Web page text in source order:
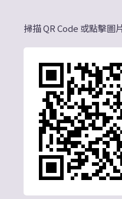
掃描 QR Code 或點擊圖